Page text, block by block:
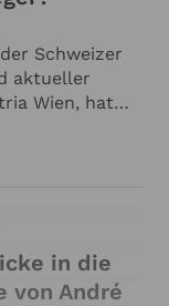
Schweizer
aktueller
Wien, hat
Neben
in die
von André